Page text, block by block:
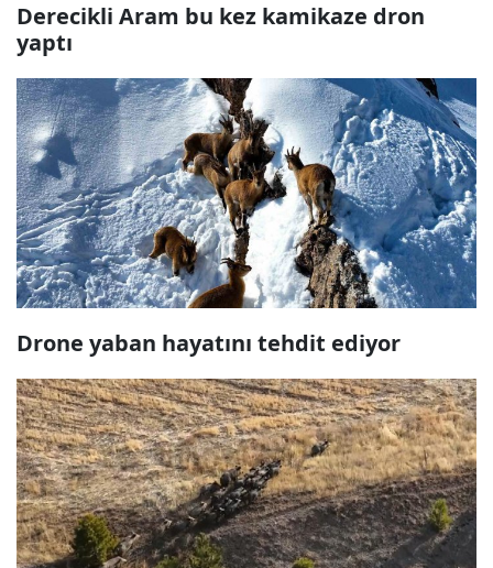
Derecikli Aram bu kez kamikaze dron
yaptı
Drone yaban hayatını tehdit ediyor